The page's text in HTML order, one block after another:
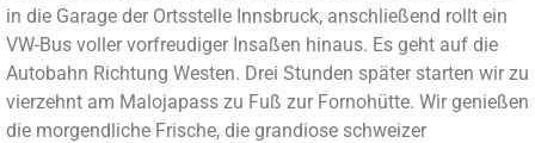
in die Garage der Ortsstelle Innsbruck, anschließend rollt ein
VW-Bus voller vorfreudiger Insaßen hinaus. Es geht auf die
Autobahn Richtung Westen. Drei Stunden später starten wir zu
vierzehnt am Malojapass zu Fuß zur Fornohütte. Wir genießen
die morgendliche Frische, die grandiose schweizer